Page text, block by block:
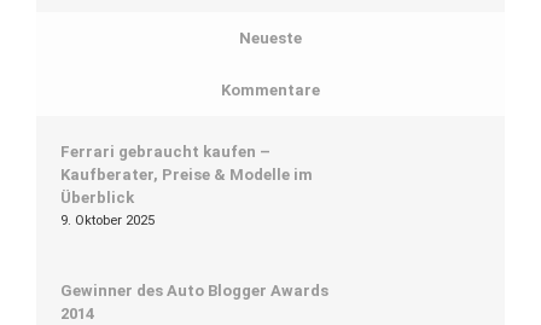
Neueste
Kommentare
Ferrari gebraucht kaufen –
Kaufberater, Preise & Modelle im
Überblick
9. Oktober 2025
Gewinner des Auto Blogger Awards
2014